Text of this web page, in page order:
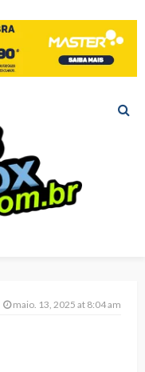
maio. 13, 2025 at 8:04 am